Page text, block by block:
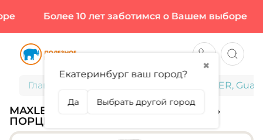
Более 10 лет заботимся о Вашем выборе
Главная MAXLER,
MAXLER, GUARANA 2000, 14X25 МЛ (14
ПОРЦИЙ)
✖
Екатеринбург ваш город?
Да Выбрать другой город